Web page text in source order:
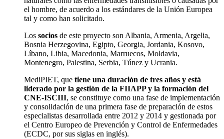
el hombre, de acuerdo a los estándares de la Unión Europea
tal y como han solicitado.
Los socios de este proyecto son Albania, Armenia, Argelia,
Bosnia Herzegovina, Egipto, Georgia, Jordania, Kosovo,
Líbano, Libia, Macedonia, Marruecos, Moldavia,
Montenegro, Palestina, Serbia, Túnez y Ucrania.
MediPIET, que tiene una duración de tres años y está
liderado por la gestión de la FIIAPP y la formación del
CNE-ISCIII, se constituye como una fase de implementación
y consolidación de una primera fase de preparación de estos
especialistas desarrollada entre 2012 y 2014 y gestionada por
el Centro Europeo de Prevención y Control de Enfermedades
(ECDC, por sus siglas en inglés).